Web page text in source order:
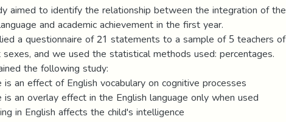
aimed to identify the relationship between the integration of the
and academic achievement in the first year.
a questionnaire of 21 statements to a sample of 5 teachers of
and we used the statistical methods used: percentages.
the following study:
is an effect of English vocabulary on cognitive processes
an overlay effect in the English language only when used
in English affects the child's intelligence